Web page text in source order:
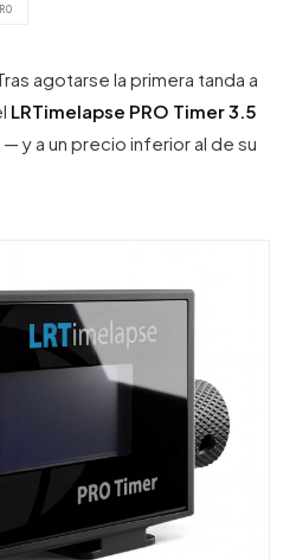
agotarse la primera tanda a
LRTimelapse PRO Timer 3.5
y a un precio inferior al de su